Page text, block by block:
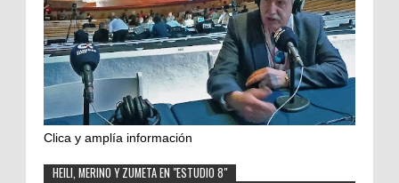
Clica y amplía información
HEILI, MERINO Y ZUMETA EN "ESTUDIO 8"